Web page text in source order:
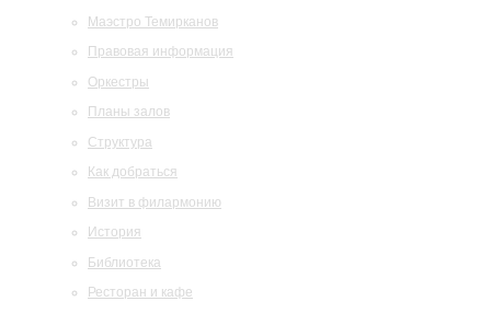
Маэстро Темирканов
Правовая информация
Оркестры
Планы залов
Структура
Как добраться
Визит в филармонию
История
Библиотека
Ресторан и кафе